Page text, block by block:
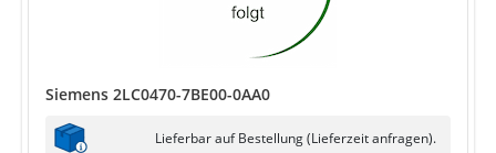
Siemens 2LC0470-7BE00-0AA0
Lieferbar auf Bestellung (Lieferzeit anfragen).